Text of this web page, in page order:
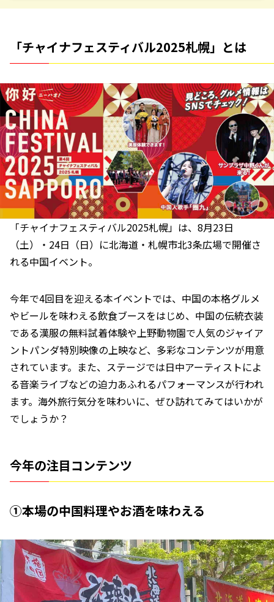
「チャイナフェスティバル2025札幌」とは
「チャイナフェスティバル2025札幌」は、8月23日
（土）・24日（日）に北海道・札幌市北3条広場で開催さ
れる中国イベント。
今年で4回目を迎える本イベントでは、中国の本格グルメ
やビールを味わえる飲食ブースをはじめ、中国の伝統衣装
である漢服の無料試着体験や上野動物園で人気のジャイア
ントパンダ特別映像の上映など、多彩なコンテンツが用意
されています。また、ステージでは日中アーティストによ
る音楽ライブなどの迫力あふれるパフォーマンスが行われ
ます。海外旅行気分を味わいに、ぜひ訪れてみてはいかが
でしょうか？
今年の注目コンテンツ
①本場の中国料理やお酒を味わえる